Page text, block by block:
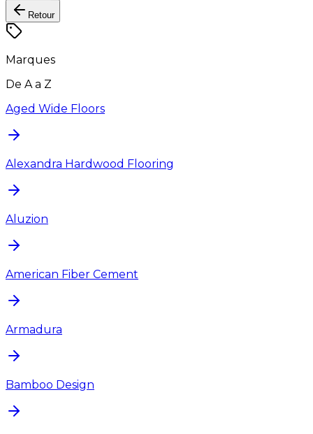
Retour
Marques
De A a Z
Aged Wide Floors
Alexandra Hardwood Flooring
Aluzion
American Fiber Cement
Armadura
Bamboo Design